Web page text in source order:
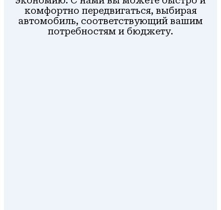
комфортно передвигаться, выбирая
автомобиль, соответствующий вашим
потребностям и бюджету.